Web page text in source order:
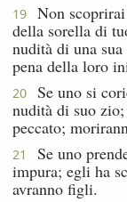
19
Non
della sorella di
nudità di una
pena della loro
20
Se uno si
nudità di suo
peccato;
21
Se uno
impura; egli ha
avranno figli.